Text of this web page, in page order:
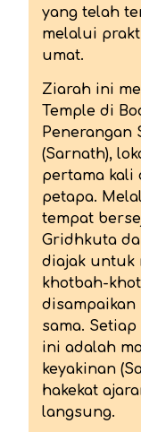
yang telah
melalui
umat.
Ziarah ini
Temple di
Penerangan
(Sarnath),
pertama kali
petapa.
tempat
Gridhkuta
diajak untuk
khotbah-
disampaikan
sama.
ini adalah
keyakinan
hakekat
langsung.